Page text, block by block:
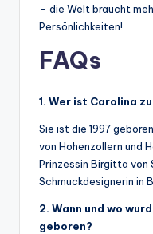
– die Welt braucht
Persönlichkeiten!
FAQs
1. Wer ist Carolina
Sie ist die 1997
von Hohenzollern und
Prinzessin Birgitta
Schmuckdesignerin in
2. Wann und wo
geboren?